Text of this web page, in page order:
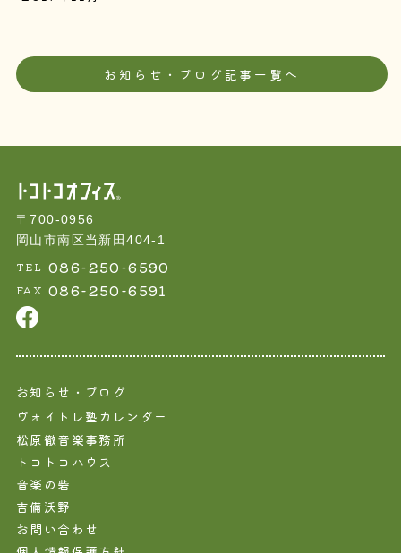
お知らせ・ブログ記事一覧へ
〒700-0956
岡山市南区当新田404-1
TEL 086-250-6590
FAX 086-250-6591
お知らせ・ブログ
ヴォイトレ塾カレンダー
松原徹音楽事務所
トコトコハウス
音楽の砦
吉備沃野
お問い合わせ